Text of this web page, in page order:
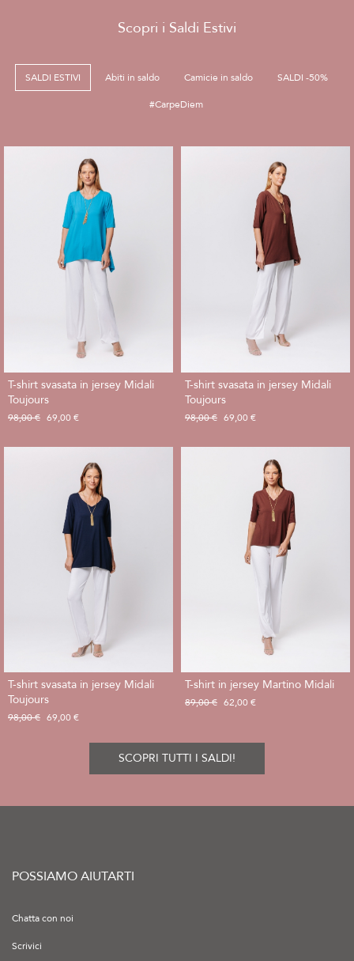
Scopri i Saldi Estivi
SALDI ESTIVI Abiti in saldo Camicie in saldo SALDI -50%
#CarpeDiem
T-shirt svasata in jersey Midali
Toujours
69,00 €
98,00 €
T-shirt svasata in jersey Midali
Toujours
69,00 €
98,00 €
T-shirt svasata in jersey Midali
Toujours
69,00 €
98,00 €
T-shirt in jersey Martino Midali
62,00 €
89,00 €
SCOPRI TUTTI I SALDI!
POSSIAMO AIUTARTI
Chatta con noi
Scrivici